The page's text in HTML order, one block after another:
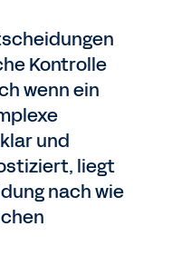
Kontrolle
wenn ein
und
liegt
nach wie